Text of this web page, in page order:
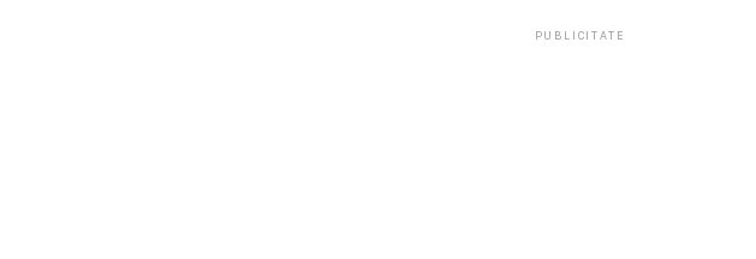
PUBLICITATE